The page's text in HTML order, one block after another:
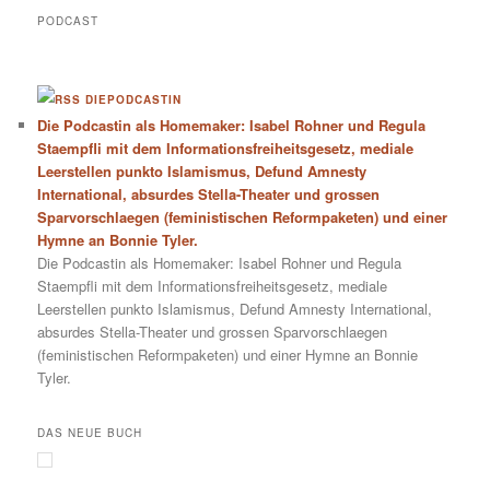
PODCAST
DIEPODCASTIN
Die Podcastin als Homemaker: Isabel Rohner und Regula
Staempfli mit dem Informationsfreiheitsgesetz, mediale
Leerstellen punkto Islamismus, Defund Amnesty
International, absurdes Stella-Theater und grossen
Sparvorschlaegen (feministischen Reformpaketen) und einer
Hymne an Bonnie Tyler.
Die Podcastin als Homemaker: Isabel Rohner und Regula
Staempfli mit dem Informationsfreiheitsgesetz, mediale
Leerstellen punkto Islamismus, Defund Amnesty International,
absurdes Stella-Theater und grossen Sparvorschlaegen
(feministischen Reformpaketen) und einer Hymne an Bonnie
Tyler.
DAS NEUE BUCH